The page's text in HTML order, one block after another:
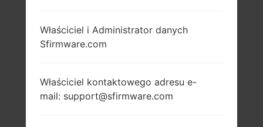
Właściciel i Administrator danych
Sfirmware.com
Właściciel kontaktowego adresu e-
mail: support@sfirmware.com